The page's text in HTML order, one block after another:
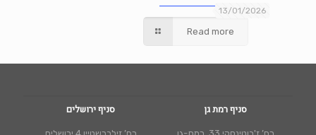
13/01/2026
Read more
סניף רמת גן סניף ירושלים